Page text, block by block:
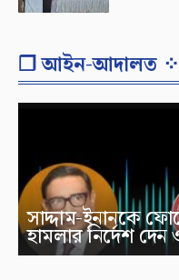
❐ আইন-আদালত ⁘
সাদ্দাম-ইনানকে
হামলার নির্দেশ